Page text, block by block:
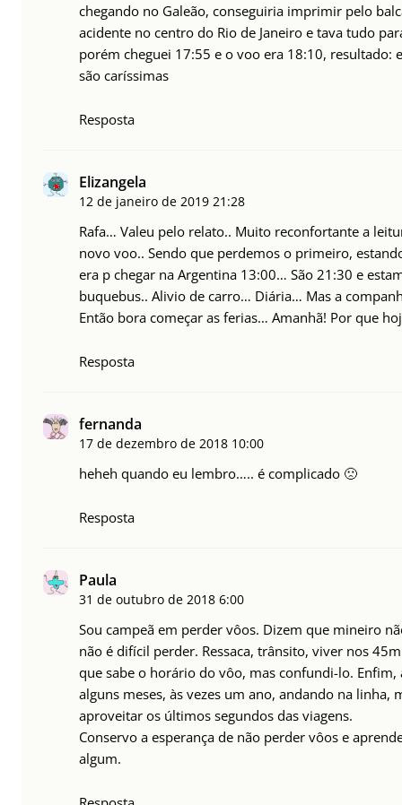
chegando no Galeão, conseguiria imprimir pelo
acidente no centro do Rio de Janeiro e tava tudo
porém cheguei 17:55 e o voo era 18:10, resultado:
são caríssimas
Resposta
Elizangela
12 de janeiro de 2019 21:28
Rafa… Valeu pelo relato.. Muito reconfortante a
novo voo.. Sendo que perdemos o primeiro,
era p chegar na Argentina 13:00… São 21:30 e
buquebus.. Alivio de carro… Diária… Mas a
Então bora começar as ferias… Amanhã! Por que
Resposta
fernanda
17 de dezembro de 2018 10:00
heheh quando eu lembro….. é complicado 🙁
Resposta
Paula
31 de outubro de 2018 6:00
Sou campeã em perder vôos. Dizem que mineiro
não é difícil perder. Ressaca, trânsito, viver nos
que sabe o horário do vôo, mas confundi-lo.
alguns meses, às vezes um ano, andando na linha,
aproveitar os últimos segundos das viagens.
Conservo a esperança de não perder vôos e
algum.